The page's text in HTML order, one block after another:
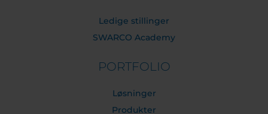
Ledige stillinger
SWARCO Academy
PORTFOLIO
Løsninger
Produkter